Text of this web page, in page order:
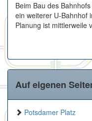
Beim Bau des
ein weiterer U-Bahnhof
Planung ist mittlerweile
Auf eigenen
Potsdamer Platz